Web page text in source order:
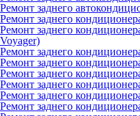
Ремонт заднего
Ремонт заднего
Ремонт заднего
Voyager)
Ремонт заднего
Ремонт заднего
Ремонт заднего
Ремонт заднего
Ремонт заднего
Ремонт заднего